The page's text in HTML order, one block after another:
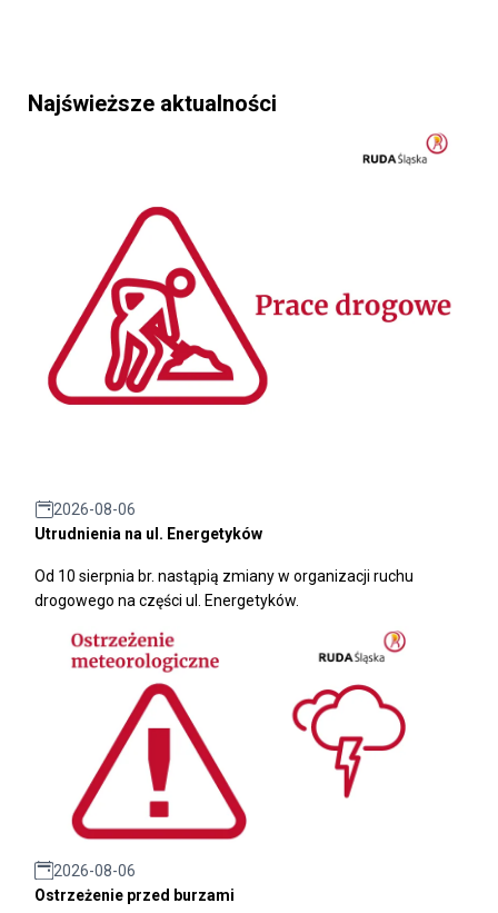
Najświeższe aktualności
2026-08-06
Utrudnienia na ul. Energetyków
Od 10 sierpnia br. nastąpią zmiany w organizacji ruchu
drogowego na części ul. Energetyków.
2026-08-06
Ostrzeżenie przed burzami